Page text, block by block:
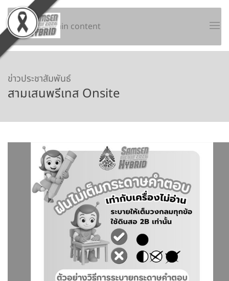
Skip to main content
ข่าวประชาสัมพันธ์
สามเสนพรีเทส Onsite